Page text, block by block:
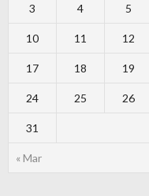
« Mar
3 4 5
10 11 12
17 18 19
24 25 26
31